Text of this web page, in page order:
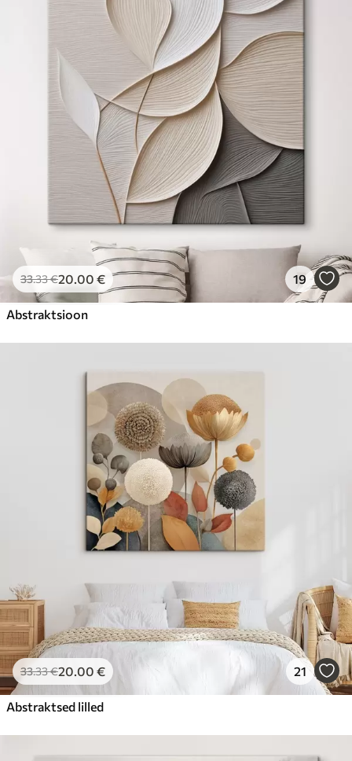
33.33€20.00 € 19
Abstraktsioon
33.33€20.00 € 21
Abstraktsed lilled